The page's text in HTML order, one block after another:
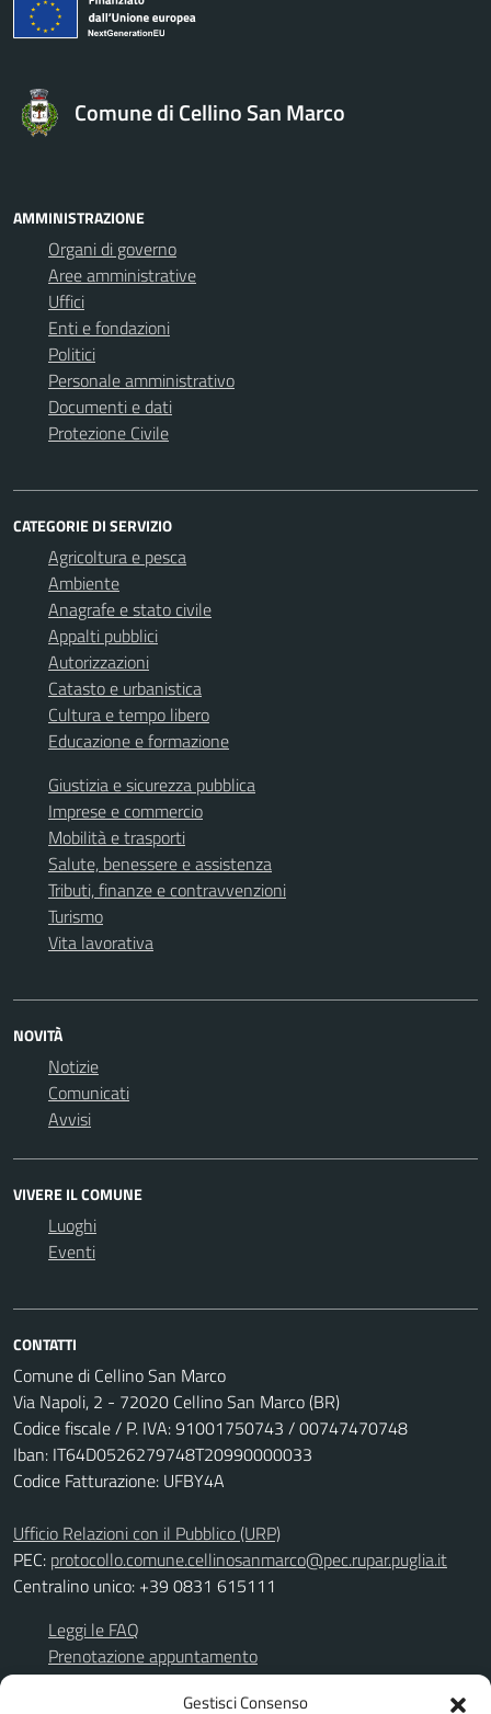
Gestisci Consenso
Comune di Cellino San Marco
AMMINISTRAZIONE
Organi di governo
Aree amministrative
Uffici
Enti e fondazioni
Politici
Personale amministrativo
Documenti e dati
Protezione Civile
CATEGORIE DI SERVIZIO
Agricoltura e pesca
Ambiente
Anagrafe e stato civile
Appalti pubblici
Autorizzazioni
Catasto e urbanistica
Cultura e tempo libero
Educazione e formazione
Giustizia e sicurezza pubblica
Imprese e commercio
Mobilità e trasporti
Salute, benessere e assistenza
Tributi, finanze e contravvenzioni
Turismo
Vita lavorativa
NOVITÀ
Notizie
Comunicati
Avvisi
VIVERE IL COMUNE
Luoghi
Eventi
CONTATTI
Comune di Cellino San Marco
Via Napoli, 2 - 72020 Cellino San Marco (BR)
Codice fiscale / P. IVA: 91001750743 / 00747470748
Iban: IT64D0526279748T20990000033
Codice Fatturazione: UFBY4A
Ufficio Relazioni con il Pubblico (URP)
PEC: protocollo.comune.cellinosanmarco@pec.rupar.puglia.it
Centralino unico: +39 0831 615111
Leggi le FAQ
Prenotazione appuntamento
Richiesta assistenza
Segnalazione disservizio